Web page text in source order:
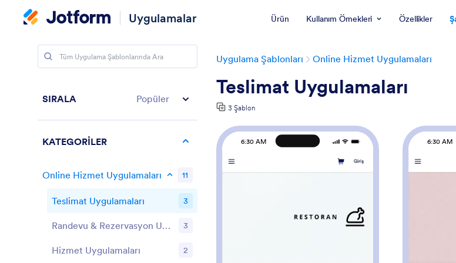
Uygulamalar Ürün Kullanım Örnekleri Özellikler
Uygulama Şablonları Online Hizmet Uygulamaları
Teslimat Uygulamaları
3 Şablon
6:30 AM
Önizleme: Yemek Sipariş Uygulaması
6:30 AM
SIRALA Popüler
KATEGORİLER
Online Hizmet Uygulamaları 11
Teslimat Uygulamaları 3
Randevu & Rezervasyon Uygulamaları 3
Hizmet Uygulamaları 2